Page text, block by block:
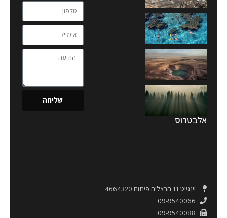
שליחה
אלבטרוס
וינגייט 11 הרצליה פיתוח 4664320
09-9540066
09-9540088